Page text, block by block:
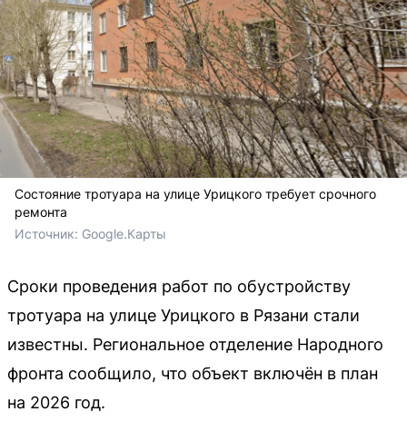
Состояние тротуара на улице Урицкого требует срочного
ремонта
Источник: Google.Карты
Сроки проведения работ по обустройству
тротуара на улице Урицкого в Рязани стали
известны. Региональное отделение Народного
фронта сообщило, что объект включён в план
на 2026 год.